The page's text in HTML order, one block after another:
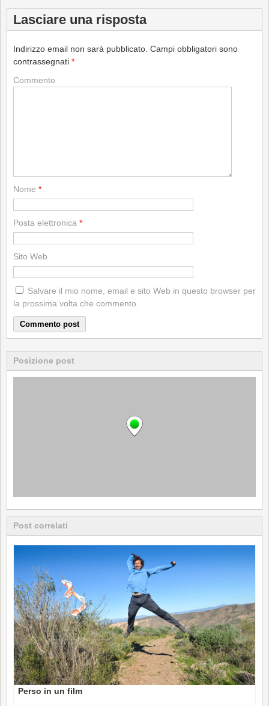
Lasciare una risposta
Indirizzo email non sarà pubblicato. Campi obbligatori sono
contrassegnati *
Commento
Nome *
Posta elettronica *
Sito Web
Salvare il mio nome, email e sito Web in questo browser per
la prossima volta che commento.
Posizione post
Post correlati
Perso in un film